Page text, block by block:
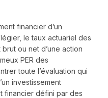
financier d’un
le taux actuariel des
ou net d’une action
PER des
toute l’évaluation qui
investissement
financier défini par des